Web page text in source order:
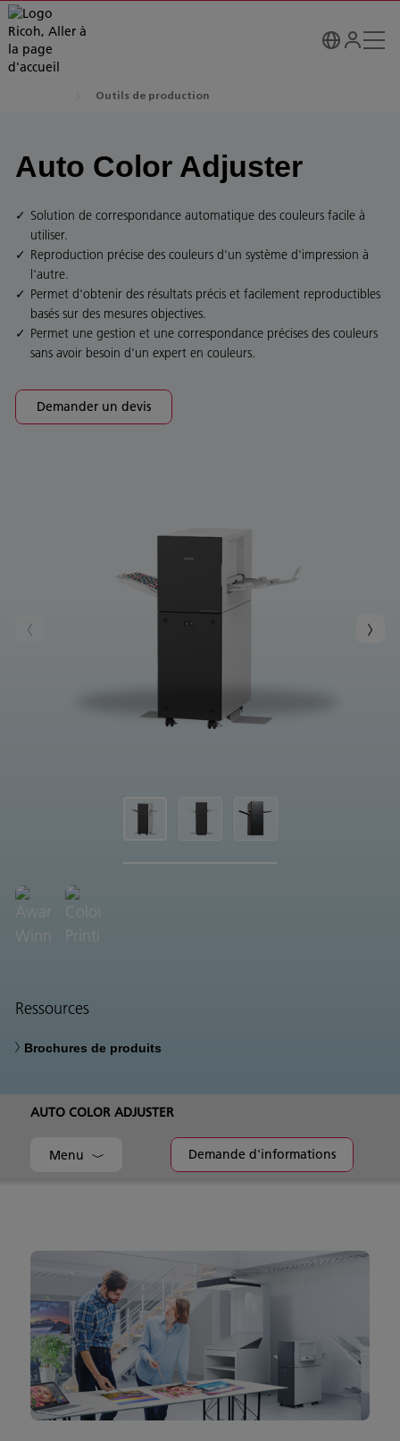
Outils de production
Auto Color Adjuster
Solution de correspondance automatique des couleurs facile à
utiliser.
Reproduction précise des couleurs d'un système d'impression à
l'autre.
Permet d'obtenir des résultats précis et facilement reproductibles
basés sur des mesures objectives.
Permet une gestion et une correspondance précises des couleurs
sans avoir besoin d'un expert en couleurs.
Demander un devis
Ressources
Brochures de produits
AUTO COLOR ADJUSTER
Menu Demande d'informations